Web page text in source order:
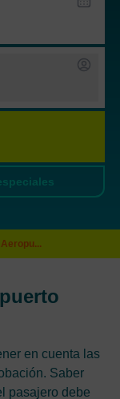
en cuenta las
Saber
pasajero debe